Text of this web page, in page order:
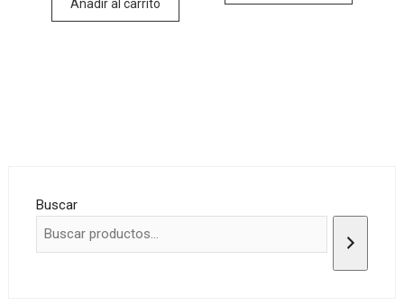
Añadir al carrito
Buscar